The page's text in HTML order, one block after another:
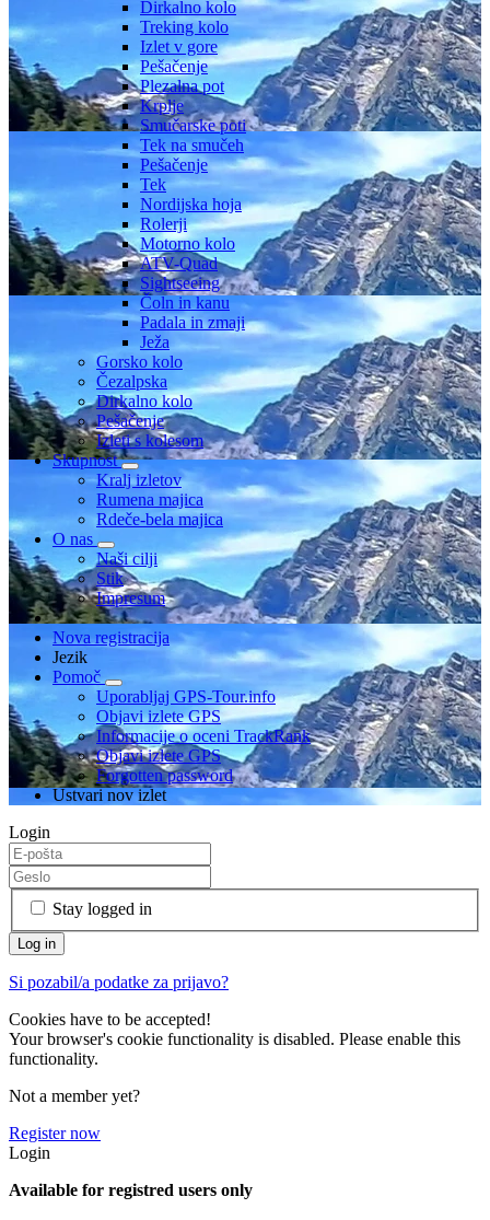
Dirkalno kolo
Treking kolo
Izlet v gore
Pešačenje
Plezalna pot
Krplje
Smučarske poti
Tek na smučeh
Pešačenje
Tek
Nordijska hoja
Rolerji
Motorno kolo
ATV-Quad
Sightseeing
Čoln in kanu
Padala in zmaji
Ježa
Gorsko kolo
Čezalpska
Dirkalno kolo
Pešačenje
Izleti s kolesom
Skupnost
Kralj izletov
Rumena majica
Rdeče-bela majica
O nas
Naši cilji
Stik
Impresum
Nova registracija
Jezik
Pomoč
Uporabljaj GPS-Tour.info
Objavi izlete GPS
Informacije o oceni TrackRank
Objavi izlete GPS
Forgotten password
Ustvari nov izlet
Login
Stay logged in
Si pozabil/a podatke za prijavo?
Cookies have to be accepted!
Your browser's cookie functionality is disabled. Please enable this
functionality.
Not a member yet?
Register now
Login
Available for registred users only